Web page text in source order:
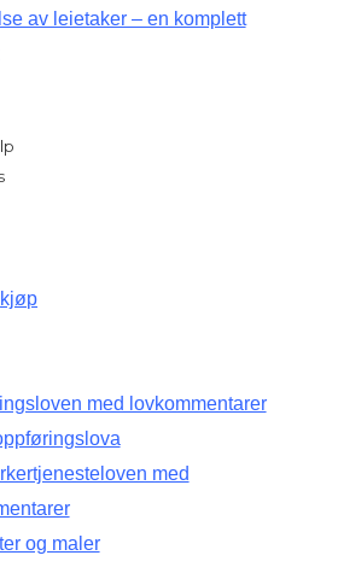
av leietaker – en komplett
med lovkommentarer
med
og maler